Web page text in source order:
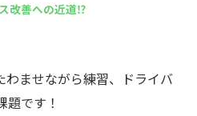
改善への近道⁉
ませながら練習、ドライバ
です！